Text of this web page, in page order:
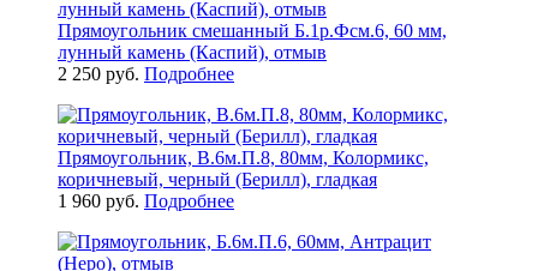
Прямоугольник смешанный Б.1р.Фсм.6, 60 мм,
лунный камень (Каспий), отмыв
2 250 руб. Подробнее
Прямоугольник, В.6м.П.8, 80мм, Колормикс,
коричневый, черный (Берилл), гладкая
1 960 руб. Подробнее